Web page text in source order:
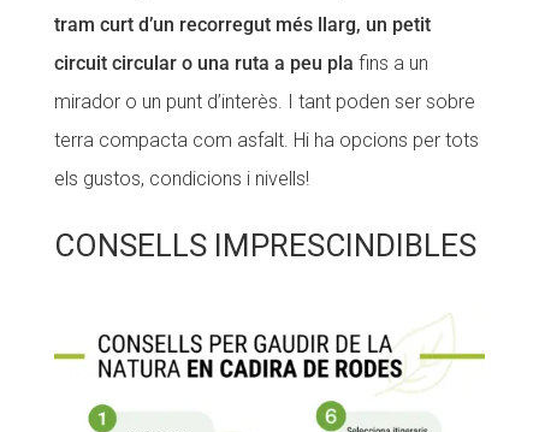
tram curt d’un recorregut més llarg, un petit
circuit circular o una ruta a peu pla fins a un
mirador o un punt d’interès. I tant poden ser sobre
terra compacta com asfalt. Hi ha opcions per tots
els gustos, condicions i nivells!
CONSELLS IMPRESCINDIBLES